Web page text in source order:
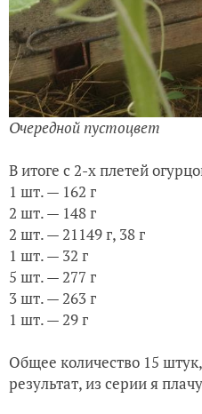
Очередной пустоцвет
В итоге с 2-х плетей
1 шт. — 162 г
2 шт. — 148 г
2 шт. — 21149 г, 38 г
1 шт. — 32 г
5 шт. — 277 г
3 шт. — 263 г
1 шт. — 29 г
Общее количество 15
результат, из серии я